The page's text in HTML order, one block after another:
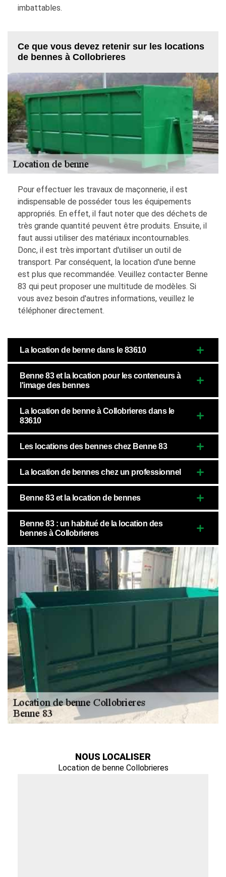
imbattables.
Ce que vous devez retenir sur les locations
de bennes à Collobrieres
Pour effectuer les travaux de maçonnerie, il est
indispensable de posséder tous les équipements
appropriés. En effet, il faut noter que des déchets de
très grande quantité peuvent être produits. Ensuite, il
faut aussi utiliser des matériaux incontournables.
Donc, il est très important d'utiliser un outil de
transport. Par conséquent, la location d'une benne
est plus que recommandée. Veuillez contacter Benne
83 qui peut proposer une multitude de modèles. Si
vous avez besoin d'autres informations, veuillez le
téléphoner directement.
La location de benne dans le 83610
Benne 83 et la location pour les conteneurs à
l'image des bennes
La location de benne à Collobrieres dans le
83610
Les locations des bennes chez Benne 83
La location de bennes chez un professionnel
Benne 83 et la location de bennes
Benne 83 : un habitué de la location des
bennes à Collobrieres
NOUS LOCALISER
Location de benne Collobrieres